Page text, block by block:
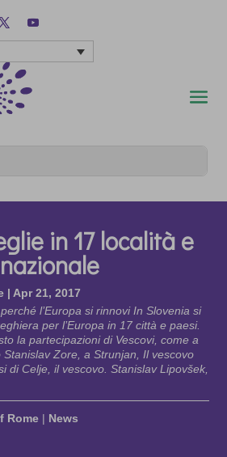
in 17 località e
| Apr 21, 2017
l’Europa si rinnovi In Slovenia si
per l’Europa in 17 città e paesi.
la partecipazioni di Vescovi, come a
Stanislav Zore, a Strunjan, Il vescovo
di Celje, il vescovo. Stanislav Lipovšek,
Rome | News